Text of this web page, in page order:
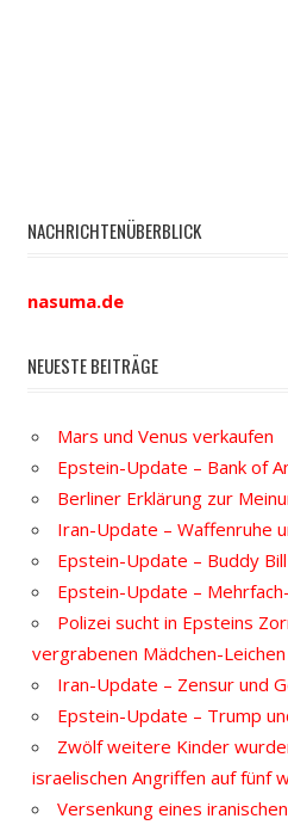
NACHRICHTENÜBERBLICK
nasuma.de
NEUESTE BEITRÄGE
Mars und Venus verkaufen
Epstein-Update – Bank of
Berliner Erklärung zur
Iran-Update – Waffenruhe
Epstein-Update – Buddy
Epstein-Update –
Polizei sucht in Epsteins
vergrabenen Mädchen-Leichen
Iran-Update – Zensur und
Epstein-Update – Trump
Zwölf weitere Kinder
israelischen Angriffen auf fünf
Versenkung eines